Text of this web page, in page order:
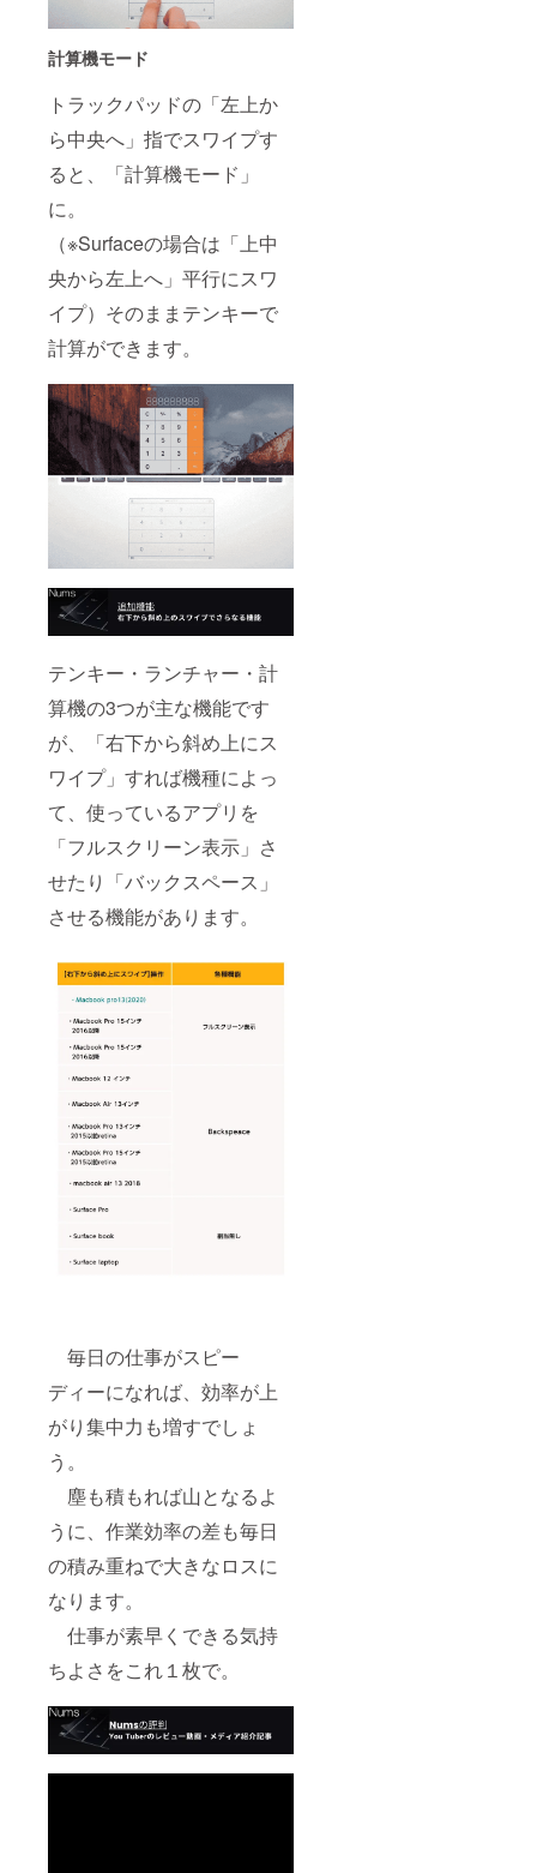
計算機モード
トラックパッドの「左上か
ら中央へ」指でスワイプす
ると、「計算機モード」
に。
（※Surfaceの場合は「上中
央から左上へ」平行にスワ
イプ）そのままテンキーで
計算ができます。
テンキー・ランチャー・計
算機の3つが主な機能です
が、「右下から斜め上にス
ワイプ」すれば機種によっ
て、使っているアプリを
「フルスクリーン表示」さ
せたり「バックスペース」
させる機能があります。
毎日の仕事がスピー
ディーになれば、効率が上
がり集中力も増すでしょ
う。
塵も積もれば山となるよ
うに、作業効率の差も毎日
の積み重ねで大きなロスに
なります。
仕事が素早くできる気持
ちよさをこれ１枚で。